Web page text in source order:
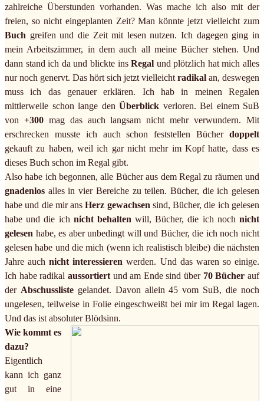
zahlreiche Überstunden vorhanden. Was mache ich also mit der
freien, so nicht eingeplanten Zeit? Man könnte jetzt vielleicht zum
Buch greifen und die Zeit mit lesen nutzen. Ich dagegen ging in
mein Arbeitszimmer, in dem auch all meine Bücher stehen. Und
dann stand ich da und blickte insRegal und plötzlich hat mich alles
nur noch genervt. Das hört sich jetzt vielleicht radikal an, deswegen
muss ich das genauer erklären. Ich hab in meinen Regalen
mittlerweile schon lange den Überblick verloren. Bei einem SuB
von +300mag das auch langsam nicht mehr verwundern. Mit
erschrecken musste ich auch schon feststellen Bücher doppelt
gekauft zu haben, weil ich gar nicht mehr im Kopf hatte, dass es
dieses Buch schon im Regal gibt.
Also habe ich begonnen, alle Bücher aus dem Regal zu räumen und
gnadenlos alles in vier Bereiche zu teilen. Bücher, die ich gelesen
habe und die mir ansHerz gewachsen sind, Bücher, die ich gelesen
habe und die ich nicht behalten will, Bücher, die ich nochnicht
gelesen habe, es aber unbedingt will und Bücher, die ich noch nicht
gelesen habe und die mich (wenn ich realistisch bleibe) die nächsten
Jahre auchnicht interessieren werden. Und das waren so einige.
Ich habe radikal aussortiertund am Ende sind über 70 Bücher auf
der Abschusslistegelandet. Davon allein 45 vom SuB, die noch
ungelesen, teilweise in Folie eingeschweißt bei mir im Regal lagen.
Und das ist absoluter Blödsinn.
Wie kommt es
dazu?
Eigentlich
kann ich ganz
gut in eine